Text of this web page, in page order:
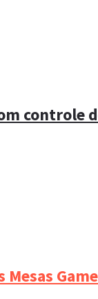
controle
Mesas